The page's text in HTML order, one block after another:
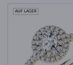
AUF LAGER